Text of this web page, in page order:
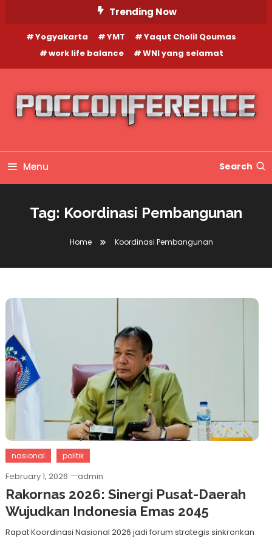
Content
Trending Now
Yogyakarta YMT
Yaqut Cholil Qoumas
work life balance
WNI yang selamat
Menu Search
Tag: Koordinasi Pembangunan
Home Koordinasi Pembangunan
nasional politik
February 1, 2026 admin
Rakornas 2026: Sinergi Pusat-Daerah
Wujudkan Indonesia Emas 2045
Rapat Koordinasi Nasional 2026 jadi forum strategis sinkronkan